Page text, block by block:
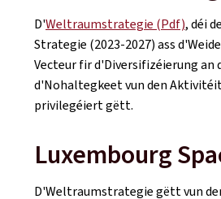
D'Weltraumstrategie (Pdf), déi de
Strategie (2023-2027) ass
Vecteur fir d'Diversifizéierung
d'Nohaltegkeet vun den
privilegéiert gëtt.
Luxembourg
D'Weltraumstrategie gëtt vun